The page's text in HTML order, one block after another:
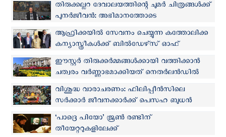
തിരുക്കല്ലറ ദേവാലയത്തിന്റെ ചുമര്‍ ചിത്രങ്ങൾക്ക്
പുനർജീവൻ: അഭിമാനത്തോടെ
സാരിഫോപൗലോസ്
ആഫ്രിക്കയില്‍ സേവനം ചെയ്യുന്ന കത്തോലിക്ക
കന്യാസ്ത്രീകള്‍ക്ക് ബില്‍ഡേഴ്‌സ് ഓഫ്
ആഫ്രിക്കാസ് ഫ്യൂച്ചര്‍ അവാര്‍ഡ്
ഈസ്റ്റര്‍ തിരുക്കര്‍മ്മങ്ങള്‍ക്കായി വത്തിക്കാന്‍
ചത്വരം വര്‍ണ്ണാഭമാക്കിയത് നെതർലൻഡില്‍
നിന്നെത്തിച്ച 35,000 പുഷ്പങ്ങൾ
വിശുദ്ധ വാരാചരണം: ഫിലിപ്പീന്‍സിലെ
സര്‍ക്കാര്‍ ജീവനക്കാര്‍ക്ക് പെസഹ ബുധന്‍
മുതല്‍ അവധി
‘പാദ്രെ പിയോ’ ജൂൺ രണ്ടിന്
തീയേറ്ററുകളിലേക്ക്